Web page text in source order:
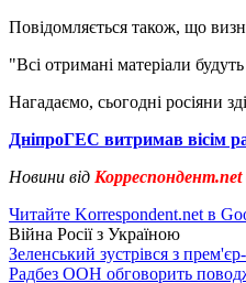
Повідомляється також, що
"Всі отримані матеріали
Нагадаємо, сьогодні росіяни
ДніпроГЕС витримав вісім
Новини від Корреспондент.net
Читайте Korrespondent.net в
Війна Росії з Україною
Зеленський зустрівся з
Радбез ООН обговорить